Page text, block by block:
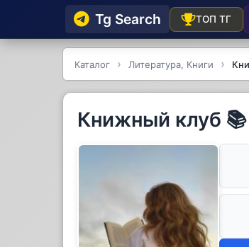
Tg Searсh ТОП ТГ
Каталог Литература, Книги
Книжный клуб 📚